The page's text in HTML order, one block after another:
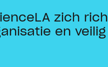
zich
en veilig